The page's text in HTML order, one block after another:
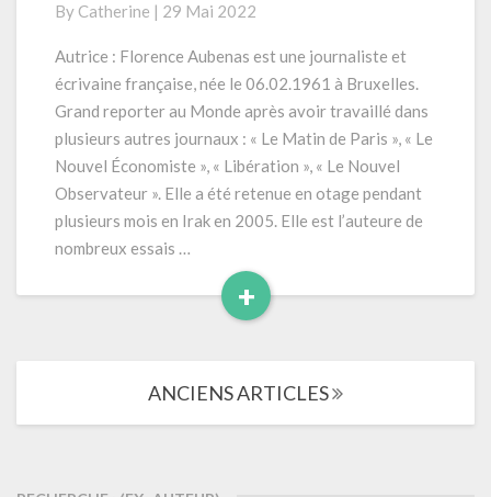
L’inconnu
de
poste
»
(2021)
By Catherine | 29 Mai 2022
Autrice : Florence Aubenas est une journaliste et
écrivaine française, née le 06.02.1961 à Bruxelles.
Grand reporter au Monde après avoir travaillé dans
plusieurs autres journaux : « Le Matin de Paris », « Le
Nouvel Économiste », « Libération », « Le Nouvel
Observateur ». Elle a été retenue en otage pendant
plusieurs mois en Irak en 2005. Elle est l’auteure de
nombreux essais …
+
Read
les
ANCIENS ARTICLES